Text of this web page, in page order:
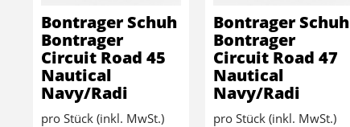
Bontrager Schuh
Bontrager
Circuit Road 45
Nautical
Navy/Radi
pro Stück (inkl. MwSt.)
Bontrager Schuh
Bontrager
Circuit Road 47
Nautical
Navy/Radi
pro Stück (inkl. MwSt.)